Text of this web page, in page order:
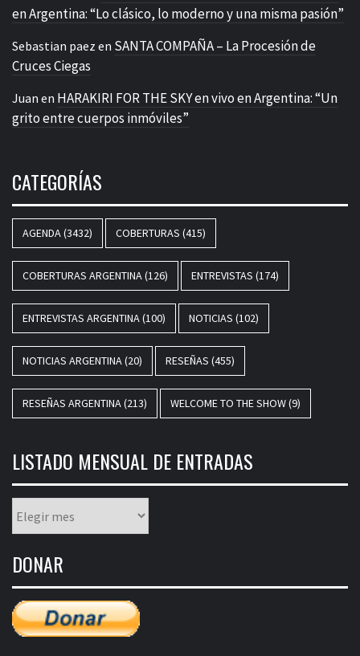
en Argentina: “Lo clásico, lo moderno y una misma pasión”
Sebastian paez en SANTA COMPAÑA – La Procesión de
Cruces Ciegas
Juan en HARAKIRI FOR THE SKY en vivo en Argentina: “Un
grito entre cuerpos inmóviles”
CATEGORÍAS
AGENDA(3432) COBERTURAS (415)
COBERTURAS ARGENTINA(126) ENTREVISTAS (174)
ENTREVISTAS ARGENTINA(100) NOTICIAS (102)
NOTICIAS ARGENTINA(20) RESEÑAS (455)
RESEÑAS ARGENTINA(213) WELCOME TO THE SHOW(9)
LISTADO MENSUAL DE ENTRADAS
mensual
entradas
DONAR